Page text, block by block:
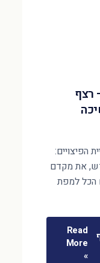
27/07/2026 – רצף
הפיצויים:
את טופס 161 החדש, את מקדם
הכל למפת
Read
More
»